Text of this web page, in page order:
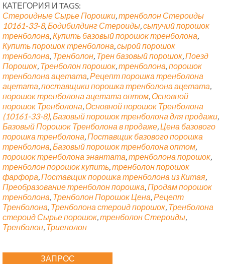
КАТЕГОРИЯ И TAGS:
Стероидные Сырье Порошки,тренболон Стероиды
10161-33-8,Бодибилдинг Стероиды,сыпучий порошок
тренболона,Купить базовый порошок тренболона,
Купить порошок тренболона,сырой порошок
тренболона, Тренболон, Трен базовый порошок,Поезд
Порошок, Тренболон порошок,тренболона,порошок
тренболона ацетата,Рецепт порошка тренболона
ацетата,поставщики порошка тренболона ацетата,
порошок тренболона ацетата оптом, Основной
порошок Тренболона, Основной порошок Тренболона
(10161-33-8),Базовый порошок тренболона для продажи,
Базовый Порошок Тренболона в продаже,Цена базового
порошка тренболона,Поставщик базового порошка
тренболона,Базовый порошок тренболона оптом,
порошок тренболона энантата,тренболона порошок,
тренболон порошок купить,тренболон порошок
фарфора,Поставщик порошка тренболона из Китая,
Преобразование тренболон порошка,Продам порошок
тренболона, Тренболон Порошок Цена,Рецепт
Тренболона, Тренболона стероид порошок, Тренболона
стероид Сырье порошок,тренболон Стероиды,
Тренболон, Триенолон
ЗАПРОС